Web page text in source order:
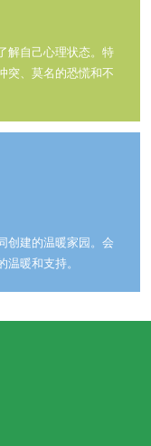
解自己心理状态。特
突、莫名的恐慌和不
创建的温暖家园。会
暖和支持。